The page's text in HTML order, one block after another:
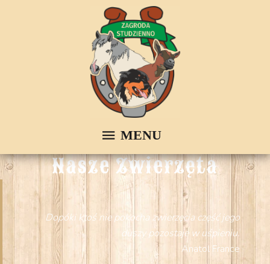
Nasze Zwierzęta
Dopóki ktoś nie pokocha zwierzęcia część jego
duszy pozostaje w uśpieniu.
Anatol France